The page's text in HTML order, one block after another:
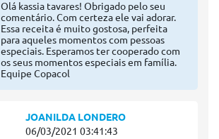
Olá kassia tavares! Obrigado pelo seu
comentário. Com certeza ele vai adorar.
Essa receita é muito gostosa, perfeita
para aqueles momentos com pessoas
especiais. Esperamos ter cooperado com
os seus momentos especiais em família.
Equipe Copacol
JOANILDA LONDERO
06/03/2021 03:41:43